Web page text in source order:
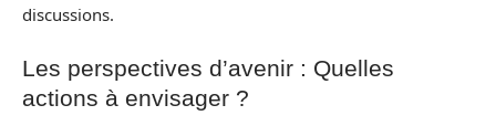
discussions.
Les perspectives d’avenir : Quelles
actions à envisager ?